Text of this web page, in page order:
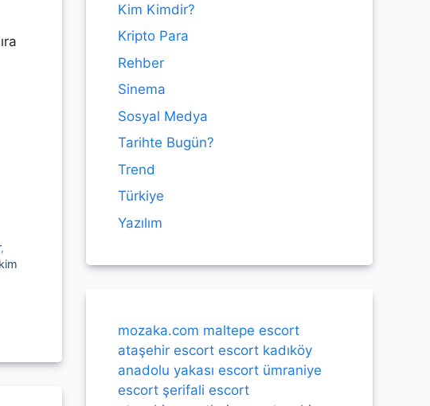
,
Kim Kimdir?
Kripto Para
Rehber
Sinema
Sosyal Medya
Tarihte Bugün?
Trend
Türkiye
Yazılım
mozaka.com maltepe escort
ataşehir escort escort kadıköy
anadolu yakası escort ümraniye
escort şerifali escort